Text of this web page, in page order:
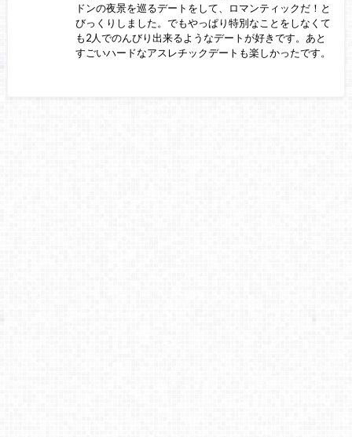
ドンの夜景を巡るデートをして、ロマンティックだ！と
びっくりしました。でもやっぱり特別なことをしなくて
も2人でのんびり出来るようなデートが好きです。あと
すごいハードなアスレチックデートも楽しかったです。